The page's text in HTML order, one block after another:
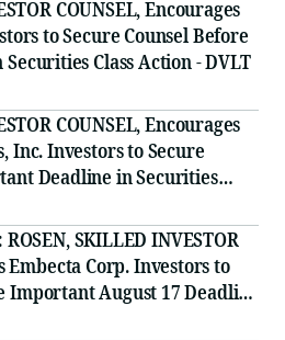
COUNSEL, Encourages
to Secure Counsel Before
Class Action - DVLT
COUNSEL, Encourages
Inc. Investors to Secure
Deadline in Securities
SKILLED INVESTOR
Embecta Corp. Investors to
Important August 17 Deadline
- EMBC